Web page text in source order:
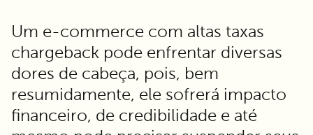
Um e-commerce com altas taxas
chargeback pode enfrentar diversas
dores de cabeça, pois, bem
resumidamente, ele sofrerá impacto
financeiro, de credibilidade e até